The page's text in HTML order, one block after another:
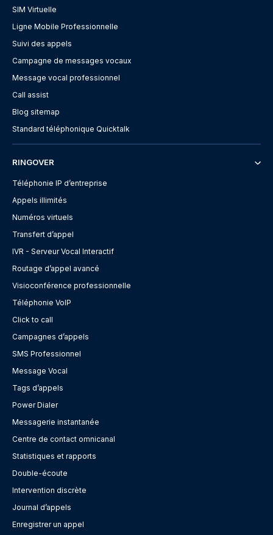
SIM Virtuelle
Ligne Mobile Professionnelle
Suivi des appels
Campagne de messages vocaux
Message vocal professionnel
Call assist
Blog sitemap
Standard téléphonique Quicktalk
RINGOVER
Téléphonie IP d’entreprise
Appels illimités
Numéros virtuels
Transfert d’appel
IVR - Serveur Vocal Interactif
Routage d’appel avancé
Visioconférence professionnelle
Téléphonie VoIP
Click to call
Campagnes d’appels
SMS Professionnel
Message Vocal
Tags d’appels
Power Dialer
Messagerie instantanée
Centre de contact omnicanal
Statistiques et rapports
Double-écoute
Intervention discrète
Journal d’appels
Enregistrer un appel